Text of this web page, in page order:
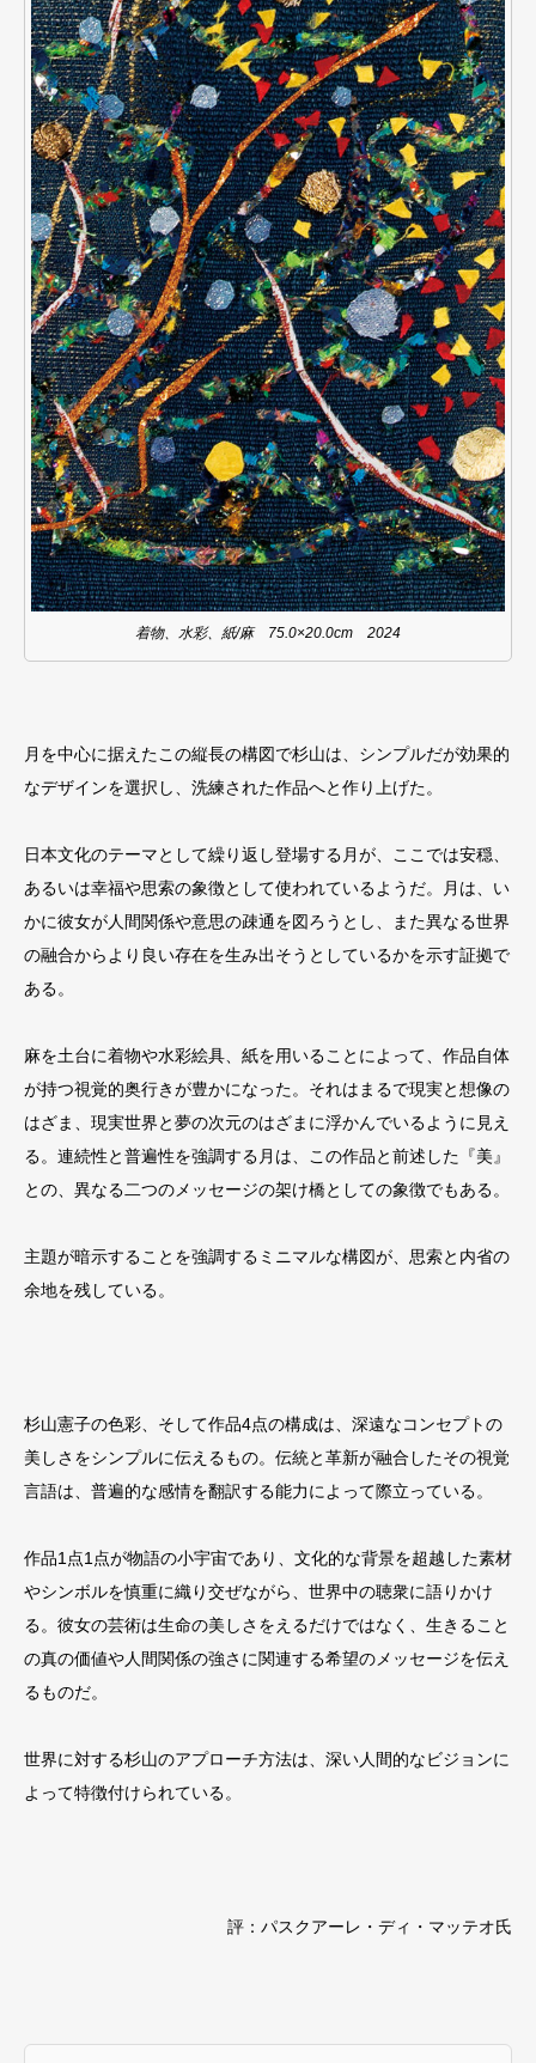
着物、水彩、紙/麻 75.0×20.0cm 2024
月を中心に据えたこの縦長の構図で杉山は、シンプルだが効果的
なデザインを選択し、洗練された作品へと作り上げた。
日本文化のテーマとして繰り返し登場する月が、ここでは安穏、
あるいは幸福や思索の象徴として使われているようだ。月は、い
かに彼女が人間関係や意思の疎通を図ろうとし、また異なる世界
の融合からより良い存在を生み出そうとしているかを示す証拠で
ある。
麻を土台に着物や水彩絵具、紙を用いることによって、作品自体
が持つ視覚的奥行きが豊かになった。それはまるで現実と想像の
はざま、現実世界と夢の次元のはざまに浮かんでいるように見え
る。連続性と普遍性を強調する月は、この作品と前述した『美』
との、異なる二つのメッセージの架け橋としての象徴でもある。
主題が暗示することを強調するミニマルな構図が、思索と内省の
余地を残している。
杉山憲子の色彩、そして作品4点の構成は、深遠なコンセプトの
美しさをシンプルに伝えるもの。伝統と革新が融合したその視覚
言語は、普遍的な感情を翻訳する能力によって際立っている。
作品1点1点が物語の小宇宙であり、文化的な背景を超越した素材
やシンボルを慎重に織り交ぜながら、世界中の聴衆に語りかけ
る。彼女の芸術は生命の美しさをえるだけではなく、生きること
の真の価値や人間関係の強さに関連する希望のメッセージを伝え
るものだ。
世界に対する杉山のアプローチ方法は、深い人間的なビジョンに
よって特徴付けられている。
評：パスクアーレ・ディ・マッテオ氏